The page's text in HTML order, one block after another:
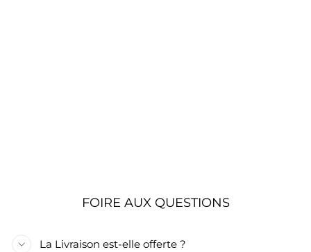
FOIRE AUX QUESTIONS
La Livraison est-elle offerte ?